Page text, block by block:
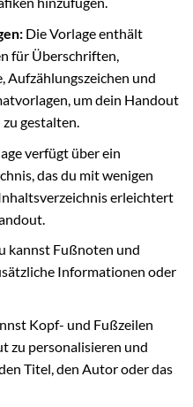
Die Vorlage enthält
für Überschriften,
Aufzählungszeichen und
um dein Handout
gestalten.
verfügt über ein
das du mit wenigen
erleichtert
kannst Fußnoten und
Informationen oder
Kopf- und Fußzeilen
zu personalisieren und
Titel, den Autor oder das